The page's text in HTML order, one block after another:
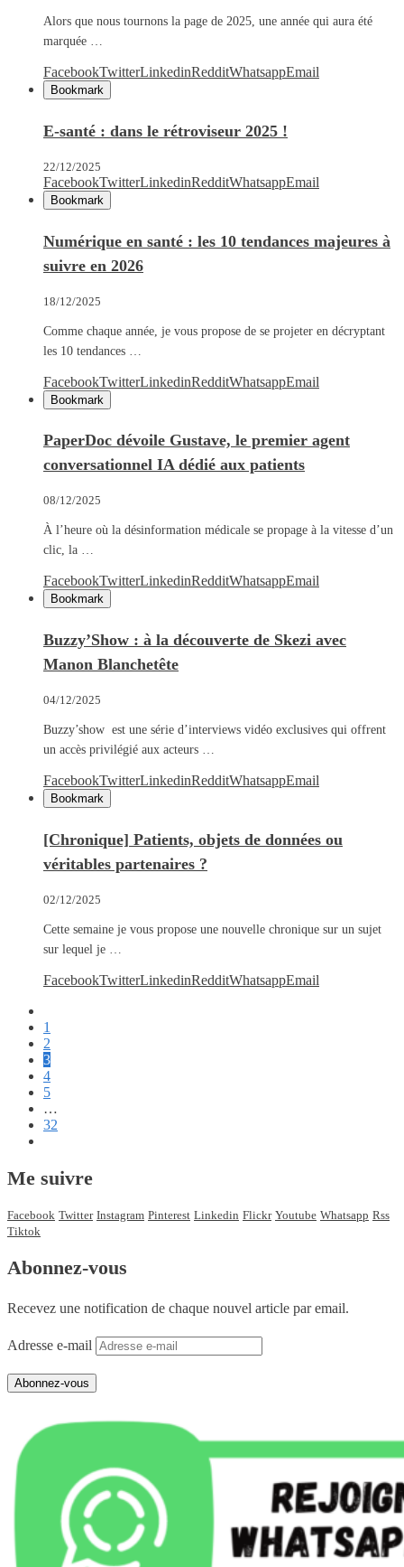
Alors que nous tournons la page de 2025, une année qui aura été
marquée …
FacebookTwitterLinkedinRedditWhatsappEmail
Bookmark
E-santé : dans le rétroviseur 2025 !
22/12/2025
FacebookTwitterLinkedinRedditWhatsappEmail
Bookmark
Numérique en santé : les 10 tendances majeures à
suivre en 2026
18/12/2025
Comme chaque année, je vous propose de se projeter en décryptant
les 10 tendances …
FacebookTwitterLinkedinRedditWhatsappEmail
Bookmark
PaperDoc dévoile Gustave, le premier agent
conversationnel IA dédié aux patients
08/12/2025
À l’heure où la désinformation médicale se propage à la vitesse d’un
clic, la …
FacebookTwitterLinkedinRedditWhatsappEmail
Bookmark
Buzzy’Show : à la découverte de Skezi avec
Manon Blanchetête
04/12/2025
Buzzy’show est une série d’interviews vidéo exclusives qui offrent
un accès privilégié aux acteurs …
FacebookTwitterLinkedinRedditWhatsappEmail
Bookmark
[Chronique] Patients, objets de données ou
véritables partenaires ?
02/12/2025
Cette semaine je vous propose une nouvelle chronique sur un sujet
sur lequel je …
FacebookTwitterLinkedinRedditWhatsappEmail
1
2
3
4
5
…
32
Me suivre
Facebook Twitter Instagram Pinterest Linkedin Flickr Youtube Whatsapp Rss
Tiktok
Abonnez-vous
Recevez une notification de chaque nouvel article par email.
Adresse e-mail
Abonnez-vous